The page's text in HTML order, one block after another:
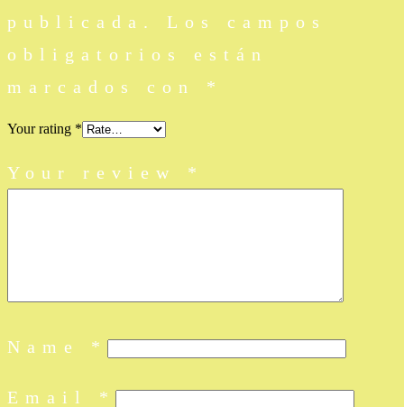
publicada.
Los campos
obligatorios están
marcados con *
Your rating *
Your review *
Name *
Email *